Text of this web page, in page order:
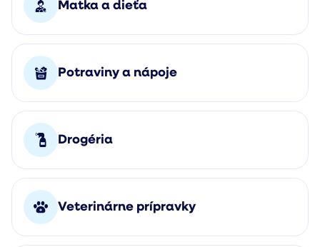
Matka a dieťa
Potraviny a nápoje
Drogéria
Veterinárne prípravky